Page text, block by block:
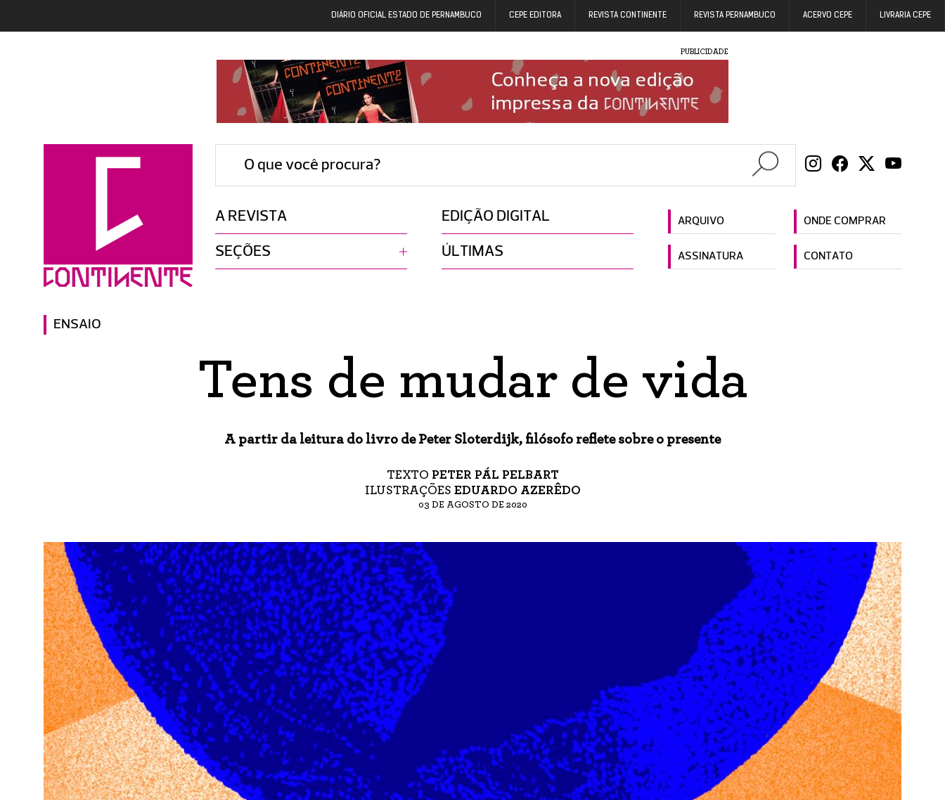
DIÁRIO OFICIAL ESTADO DE PERNAMBUCO CEPE EDITORA REVISTA CONTINENTE REVISTA PERNAMBUCO ACERVO CEPE LIVRARIA CEPE
PUBLICIDADE
O que você procura?
A REVISTA EDIÇÃO DIGITAL ARQUIVO ONDE COMPRAR
SEÇÕES ÚLTIMAS ASSINATURA CONTATO
ENSAIO
Tens de mudar de vida
A partir da leitura do livro de Peter Sloterdijk, filósofo reflete sobre o presente
TEXTO PETER PÁL PELBART
ILUSTRAÇÕES EDUARDO AZERÊDO
03 DE AGOSTO DE 2020